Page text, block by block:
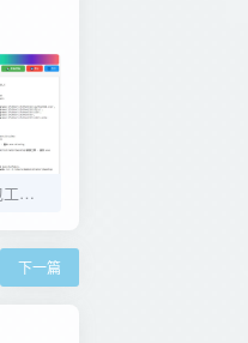
Python代码跨平台打包工具v7.0.0
下一篇